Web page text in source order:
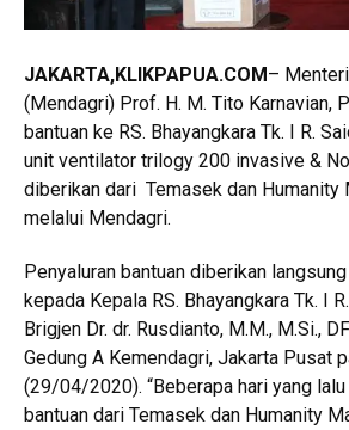
JAKARTA,KLIKPAPUA.COM–
(Mendagri) Prof. H. M. Tito Karnavian,
bantuan ke RS. Bhayangkara Tk. I R.
unit ventilator trilogy 200 invasive &
diberikan dari Temasek dan Humanity
melalui Mendagri.
Penyaluran bantuan diberikan
kepada Kepala RS. Bhayangkara Tk. I
Brigjen Dr. dr. Rusdianto, M.M., M.Si.,
Gedung A Kemendagri, Jakarta Pusat
(29/04/2020). “Beberapa hari yang
bantuan dari Temasek dan Humanity